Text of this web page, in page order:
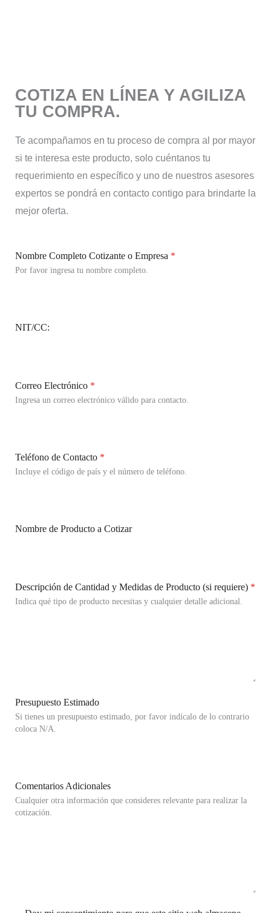
COTIZA EN LÍNEA Y AGILIZA
TU COMPRA.
Te acompañamos en tu proceso de compra al por mayor
si te interesa este producto, solo cuéntanos tu
requerimiento en específico y uno de nuestros asesores
expertos se pondrá en contacto contigo para brindarte la
mejor oferta.
Nombre Completo Cotizante o Empresa *
Por favor ingresa tu nombre completo.
NIT/CC:
Correo Electrónico *
Ingresa un correo electrónico válido para contacto.
Teléfono de Contacto *
Incluye el código de país y el número de teléfono.
Nombre de Producto a Cotizar
Descripción de Cantidad y Medidas de Producto (si requiere) *
Indica qué tipo de producto necesitas y cualquier detalle adicional.
Presupuesto Estimado
Si tienes un presupuesto estimado, por favor indícalo de lo contrario
coloca N/A.
Comentarios Adicionales
Cualquier otra información que consideres relevante para realizar la
cotización.